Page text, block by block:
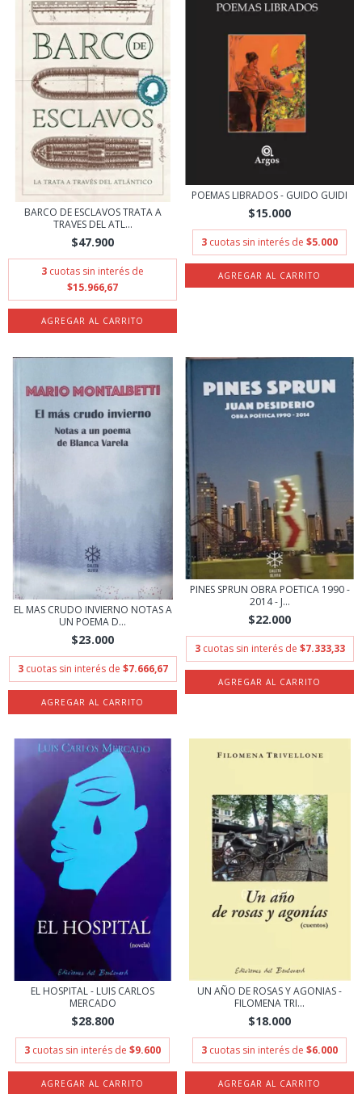
BARCO DE ESCLAVOS TRATA A
TRAVES DEL ATL...
$47.900
3 cuotas sin interés de
$15.966,67
POEMAS LIBRADOS - GUIDO GUIDI
$15.000
3 cuotas sin interés de $5.000
EL MAS CRUDO INVIERNO NOTAS A
UN POEMA D...
$23.000
3 cuotas sin interés de $7.666,67
PINES SPRUN OBRA POETICA 1990 -
2014 - J...
$22.000
3 cuotas sin interés de $7.333,33
EL HOSPITAL - LUIS CARLOS
MERCADO
$28.800
3 cuotas sin interés de $9.600
UN AÑO DE ROSAS Y AGONIAS -
FILOMENA TRI...
$18.000
3 cuotas sin interés de $6.000